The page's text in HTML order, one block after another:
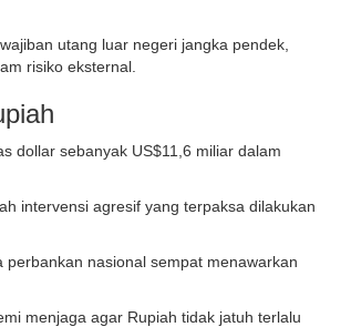
utang luar negeri jangka pendek,
risiko eksternal.
dollar sebanyak US$11,6 miliar dalam
intervensi agresif yang terpaksa dilakukan
nasional sempat menawarkan
menjaga agar Rupiah tidak jatuh terlalu